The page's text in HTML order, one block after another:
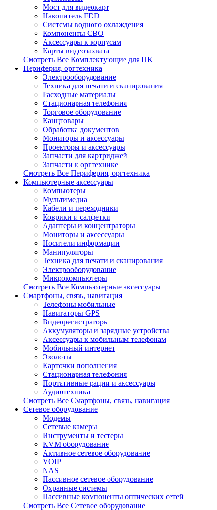
Мост для видеокарт
Накопитель FDD
Системы водного охлаждения
Компоненты СВО
Аксессуары к корпусам
Карты видеозахвата
Смотреть Все Комплектующие для ПК
Периферия, оргтехника
Электрооборудование
Техника для печати и сканирования
Расходные материалы
Стационарная телефония
Торговое оборудование
Канцтовары
Обработка документов
Мониторы и аксессуары
Проекторы и аксессуары
Запчасти для картриджей
Запчасти к оргтехнике
Смотреть Все Периферия, оргтехника
Компьютерные аксессуары
Компьютеры
Мультимедиа
Кабели и переходники
Коврики и салфетки
Адаптеры и концентраторы
Мониторы и аксессуары
Носители информации
Манипуляторы
Техника для печати и сканирования
Электрооборудование
Микрокомпьютеры
Смотреть Все Компьютерные аксессуары
Смартфоны, связь, навигация
Телефоны мобильные
Навигаторы GPS
Видеорегистраторы
Аккумуляторы и зарядные устройства
Аксессуары к мобильным телефонам
Мобильный интернет
Эхолоты
Карточки пополнения
Стационарная телефония
Портативные рации и аксессуары
Аудиотехника
Смотреть Все Смартфоны, связь, навигация
Сетевое оборудование
Модемы
Сетевые камеры
Инструменты и тестеры
KVM оборудование
Активное сетевое оборудование
VOIP
NAS
Пассивное сетевое оборудование
Охранные системы
Пассивные компоненты оптических сетей
Смотреть Все Сетевое оборудование